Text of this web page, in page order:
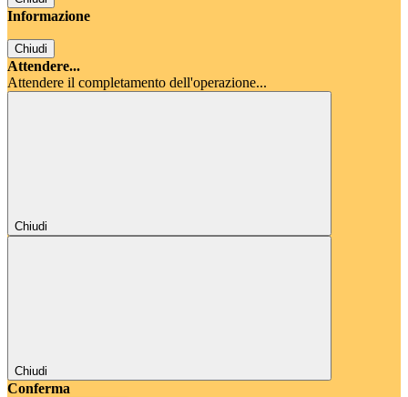
Informazione
Chiudi
Attendere...
Attendere il completamento dell'operazione...
Chiudi
Chiudi
Conferma